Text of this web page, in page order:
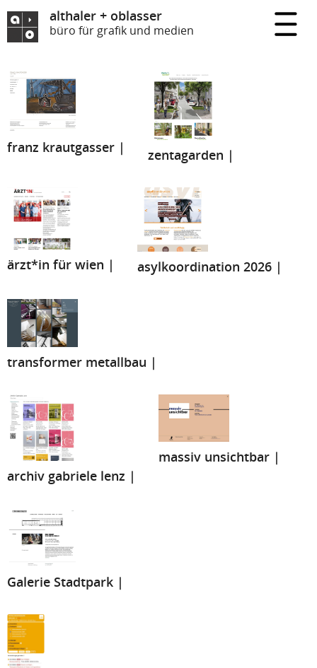
althaler + oblasser
büro für grafik und medien
franz krautgasser | zentagarden |
ärzt*in für wien | asylkoordination 2026 |
transformer metallbau |
archiv gabriele lenz |
massiv unsichtbar |
Galerie Stadtpark |